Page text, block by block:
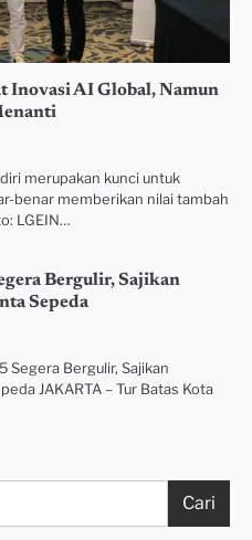
Inovasi AI Global, Namun
merupakan kunci untuk
benar memberikan nilai tambah
LGEIN…
Bergulir, Sajikan
Sepeda
Segera Bergulir, Sajikan
JAKARTA – Tur Batas Kota
Cari